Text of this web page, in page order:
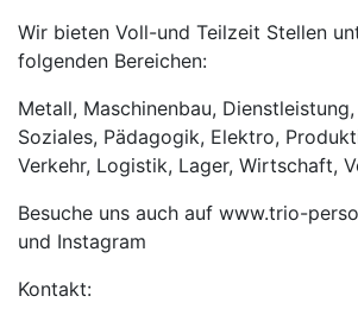
Wir bieten Voll-und Teilzeit Stellen
folgenden Bereichen:
Metall, Maschinenbau,
Soziales, Pädagogik, Elektro,
Verkehr, Logistik, Lager, Wirtschaft,
Besuche uns auch auf www.trio-
und Instagram
Kontakt: